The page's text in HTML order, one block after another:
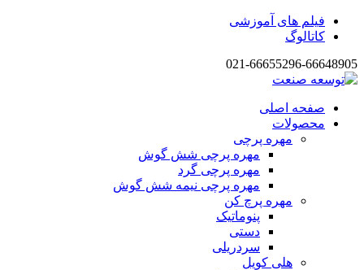
فیلم های آموزشی
کاتالوگ
021-66655296-66648905
صفحه اصلی
محصولات
مهره پرچی
مهره پرچی شش گوش
مهره پرچی گرد
مهره پرچی نیمه شش گوش
مهره پرچ کن
پنوماتیک
دستی
سردریلی
هلی کویل